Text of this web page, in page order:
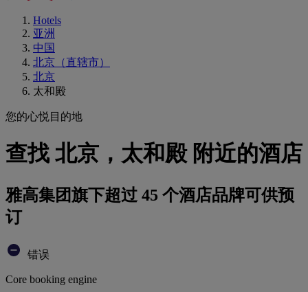
Hotels
亚洲
中国
北京（直辖市）
北京
太和殿
您的心悦目的地
查找 北京，太和殿 附近的酒店
雅高集团旗下超过 45 个酒店品牌可供预
订
错误
Core booking engine